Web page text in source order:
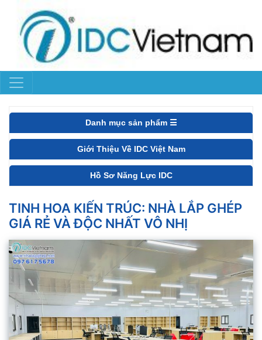
Danh mục sản phẩm ☰
Giới Thiệu Về IDC Việt Nam
Hồ Sơ Năng Lực IDC
TINH HOA KIẾN TRÚC: NHÀ LẮP GHÉP
GIÁ RẺ VÀ ĐỘC NHẤT VÔ NHỊ